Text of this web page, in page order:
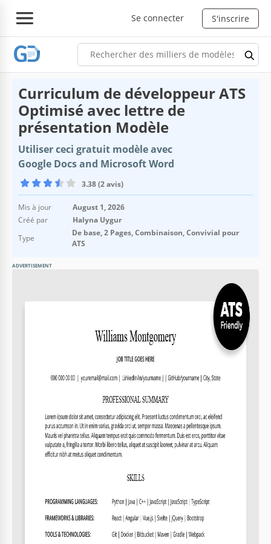
Se connecter S'inscrire
Curriculum de développeur ATS
Optimisé avec lettre de
présentation Modèle
Utiliser ceci gratuit modèle avec
Google Docs and Microsoft Word
3.38 (2 avis)
Mis à jour
August 1, 2026
Créé par
Halyna Uygur
Type
De base, 2 Pages, Combinaison, Convivial pour
ATS
ADVERTISEMENT